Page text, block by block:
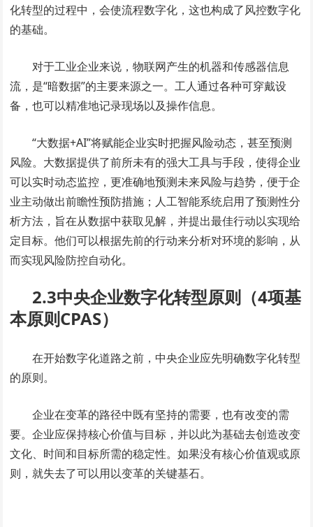
化转型的过程中，会使流程数字化，这也构成了风控数字化
的基础。
对于工业企业来说，物联网产生的机器和传感器信息
流，是“暗数据”的主要来源之一。工人通过各种可穿戴设
备，也可以精准地记录现场以及操作信息。
“大数据+AI”将赋能企业实时把握风险动态，甚至预测
风险。大数据提供了前所未有的强大工具与手段，使得企业
可以实时动态监控，更准确地预测未来风险与趋势，便于企
业主动做出前瞻性预防措施；人工智能系统启用了预测性分
析方法，旨在从数据中获取见解，并提出最佳行动以实现给
定目标。他们可以根据先前的行动来分析对环境的影响，从
而实现风险防控自动化。
2.3中央企业数字化转型原则（4项基
本原则CPAS）
在开始数字化道路之前，中央企业应先明确数字化转型
的原则。
企业在变革的路径中既有坚持的需要，也有改变的需
要。企业应保持核心价值与目标，并以此为基础去创造改变
文化、时间和目标所需的稳定性。如果没有核心价值观或原
则，就失去了可以用以变革的关键基石。